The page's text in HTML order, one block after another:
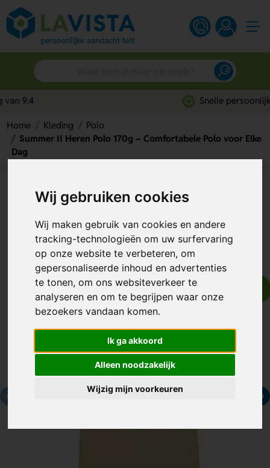
Wij gebruiken cookies
Wij maken gebruik van cookies en andere
tracking-technologieën om uw surfervaring
op onze website te verbeteren, om
gepersonaliseerde inhoud en advertenties
te tonen, om ons websiteverkeer te
analyseren en om te begrijpen waar onze
bezoekers vandaan komen.
Ik ga akkoord
Alleen noodzakelijk
Wijzig mijn voorkeuren
Snelle persoonlijke service
Home Kleding
Polo
Summer II Heren Polo 170g – Comfortabele Polo voor Elke
Dag
Summer II Heren Polo 170g –
Comfortabele Polo voor Elke
Dag
Artikelnummer:283756
heren, polo, summer, zomerkleding, casual, korte mouwen,
kleding, basic, comfort, polyester-cotton